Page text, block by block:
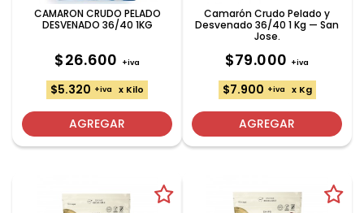
CAMARON CRUDO PELADO
DESVENADO 36/40 1KG
$26.600 +iva
$5.320 +iva x Kilo
AGREGAR
Camarón Crudo Pelado y
Desvenado 36/40 1 Kg — San
Jose.
$79.000 +iva
$7.900 +iva x Kg
AGREGAR